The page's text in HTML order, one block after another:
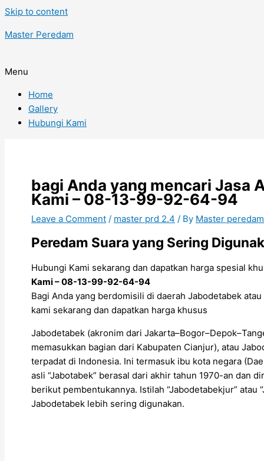
Skip to content
Master Peredam
Menu
Home
Gallery
Hubungi Kami
bagi Anda yang mencari Jasa
Kami – 08-13-99-92-64-94
Leave a Comment / master prd 2.4 / By Master
Peredam Suara yang Sering
Hubungi Kami sekarang dan dapatkan harga spesial
Kami – 08-13-99-92-64-94
Bagi Anda yang berdomisili di daerah Jabodetabek
kami sekarang dan dapatkan harga khusus
Jabodetabek (akronim dari
memasukkan bagian dari Kabupaten Cianjur), atau
terpadat di Indonesia. Ini termasuk ibu kota negara
asli “Jabotabek” berasal dari akhir tahun 1970-an dan
berikut pembentukannya. Istilah “Jabodetabekjur”
Jabodetabek lebih sering digunakan.